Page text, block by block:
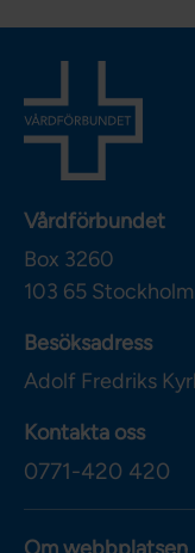
Vårdförbundet
Box 3260
103 65 Stockholm
Besöksadress
Adolf Fredriks
Kontakta oss
0771-420 420